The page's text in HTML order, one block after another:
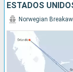
ESTADOS
Norwegian